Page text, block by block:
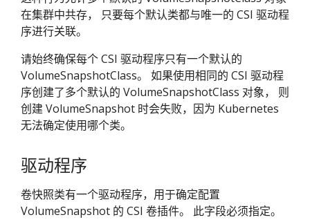
在集群中共存， 只要每个默认类都与唯一的 CSI 驱动程
序进行关联。
请始终确保每个 CSI 驱动程序只有一个默认的
VolumeSnapshotClass。 如果使用相同的 CSI 驱动程
序创建了多个默认的 VolumeSnapshotClass 对象， 则
创建 VolumeSnapshot 时会失败，因为 Kubernetes
无法确定使用哪个类。
驱动程序
卷快照类有一个驱动程序，用于确定配置
VolumeSnapshot 的 CSI 卷插件。 此字段必须指定。